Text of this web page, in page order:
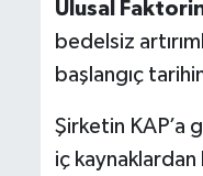
Ulusal
bedelsiz
başlangıç
Şirketin KAP’a
iç kaynaklardan